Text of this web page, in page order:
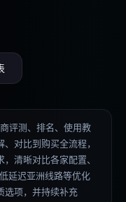
评测、排名、使用教
对比到购买全流程，
清晰对比各家配置、
延迟亚洲线路等优化
选项，并持续补充